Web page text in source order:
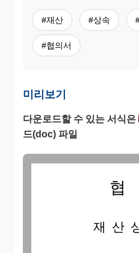
#재산 #상속
#협의서
미리보기
다운로드할 수 있는 서식은
드(doc) 파일
협
재 산